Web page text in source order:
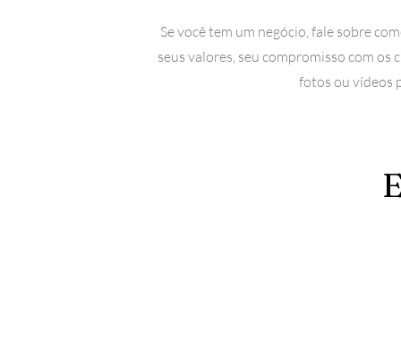
Se você tem um negócio, fale sobre
seus valores, seu compromisso com os
fotos ou vídeos